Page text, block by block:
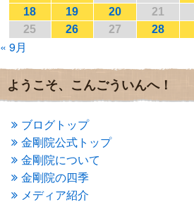
2017年1月(2)
2016年12月(4)
2016年11月(3)
2016年10月
2016年8月
2016年7月
(3)
2016年5月(3)
2016年4月
(4)
2016年3月 (4)
2016年2月 (5)
2016年1月(3)
2015年12月(6)
18 19 20 21
25
26 27 28
« 9月
ようこそ、こんごういんへ！
ブログトップ
金剛院公式トップ
金剛院について
金剛院の四季
メディア紹介